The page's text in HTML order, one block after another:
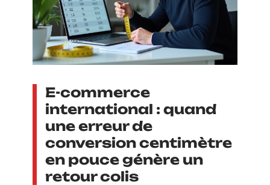
E-commerce
international : quand
une erreur de
conversion centimètre
en pouce génère un
retour colis